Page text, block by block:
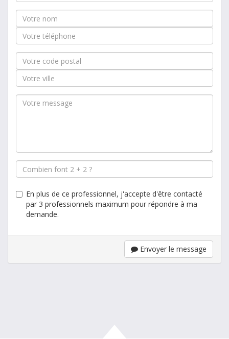
En plus de ce professionnel, j'accepte d'être contacté
par 3 professionnels maximum pour répondre à ma
demande.
Envoyer le message